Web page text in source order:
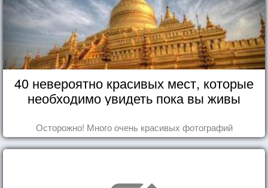
40 невероятно красивых мест, которые
необходимо увидеть пока вы живы
Осторожно! Много очень красивых фотографий